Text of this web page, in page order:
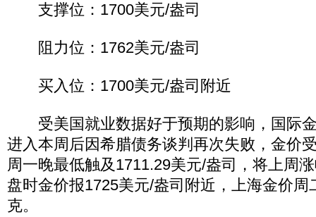
支撑位：1700美元/盎司
阻力位：1762美元/盎司
买入位：1700美元/盎司附近
受美国就业数据好于预期的影响，国际
进入本周后因希腊债务谈判再次失败，金价
周一晚最低触及1711.29美元/盎司，将上周
盘时金价报1725美元/盎司附近，上海金价周
克。